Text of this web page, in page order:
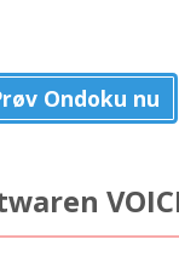
Ondoku nu